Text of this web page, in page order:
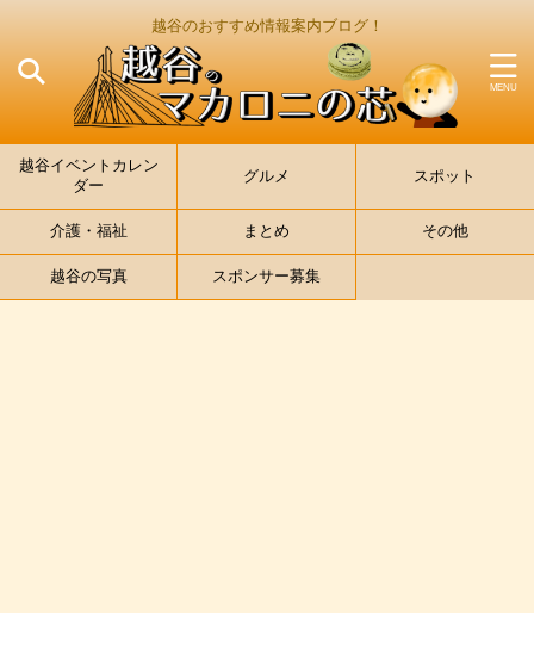
越谷のおすすめ情報案内ブログ！
越谷イベントカレン
ダー
グルメ スポット
介護・福祉 まとめ その他
越谷の写真 スポンサー募集